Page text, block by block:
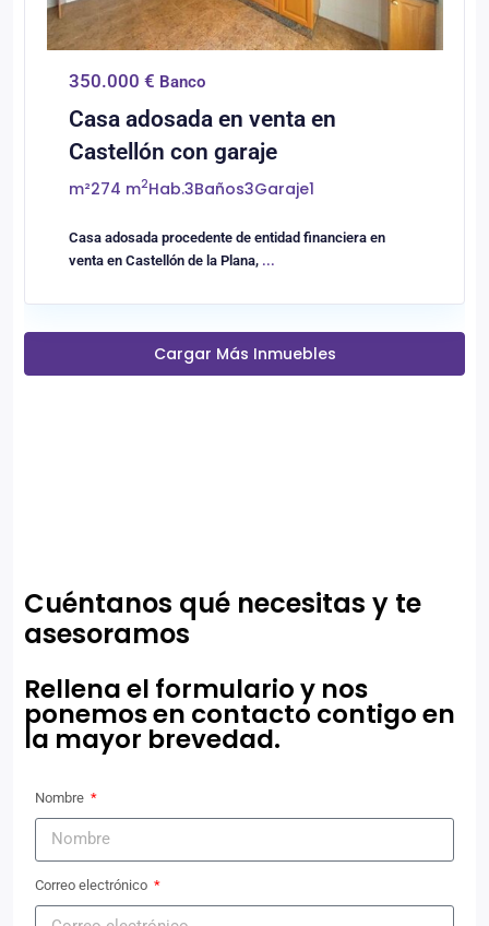
350.000 € Banco
Casa adosada en venta en
Castellón con garaje
m²274 m2Hab.3Baños3Garaje1
Casa adosada procedente de entidad financiera en
venta en Castellón de la Plana, ...
Cargar Más Inmuebles
Cuéntanos qué necesitas y te
asesoramos
Rellena el formulario y nos
ponemos en contacto contigo en
la mayor brevedad.
Nombre
Correo electrónico